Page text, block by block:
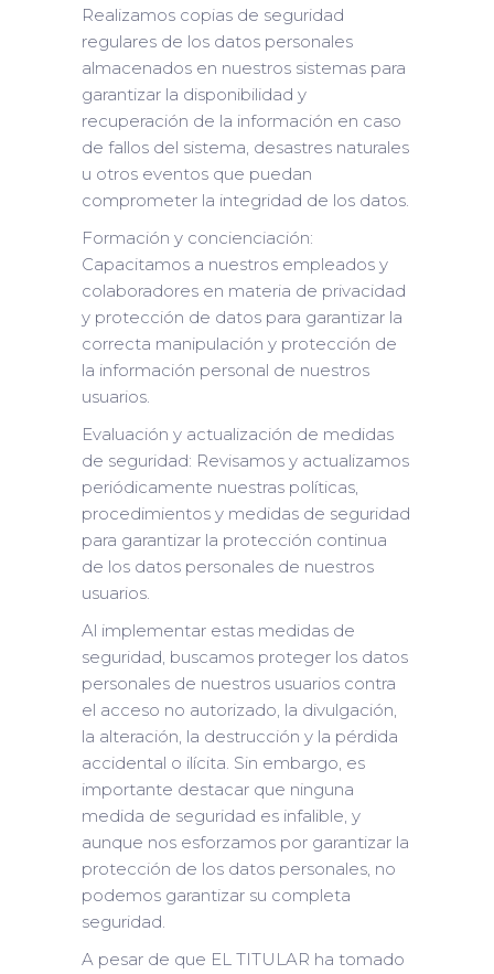
Realizamos copias de seguridad
regulares de los datos personales
almacenados en nuestros sistemas para
garantizar la disponibilidad y
recuperación de la información en caso
de fallos del sistema, desastres naturales
u otros eventos que puedan
comprometer la integridad de los datos.
Formación y concienciación:
Capacitamos a nuestros empleados y
colaboradores en materia de privacidad
y protección de datos para garantizar la
correcta manipulación y protección de
la información personal de nuestros
usuarios.
Evaluación y actualización de medidas
de seguridad: Revisamos y actualizamos
periódicamente nuestras políticas,
procedimientos y medidas de seguridad
para garantizar la protección continua
de los datos personales de nuestros
usuarios.
Al implementar estas medidas de
seguridad, buscamos proteger los datos
personales de nuestros usuarios contra
el acceso no autorizado, la divulgación,
la alteración, la destrucción y la pérdida
accidental o ilícita. Sin embargo, es
importante destacar que ninguna
medida de seguridad es infalible, y
aunque nos esforzamos por garantizar la
protección de los datos personales, no
podemos garantizar su completa
seguridad.
A pesar de que EL TITULAR ha tomado